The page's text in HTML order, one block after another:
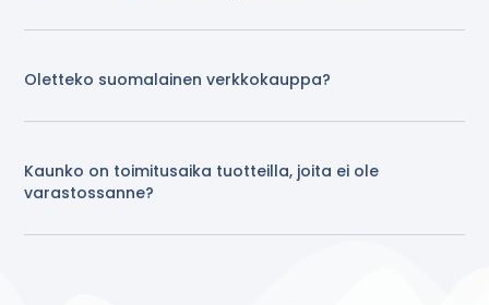
Oletteko suomalainen verkkokauppa?
Kaunko on toimitusaika tuotteilla, joita ei ole
varastossanne?